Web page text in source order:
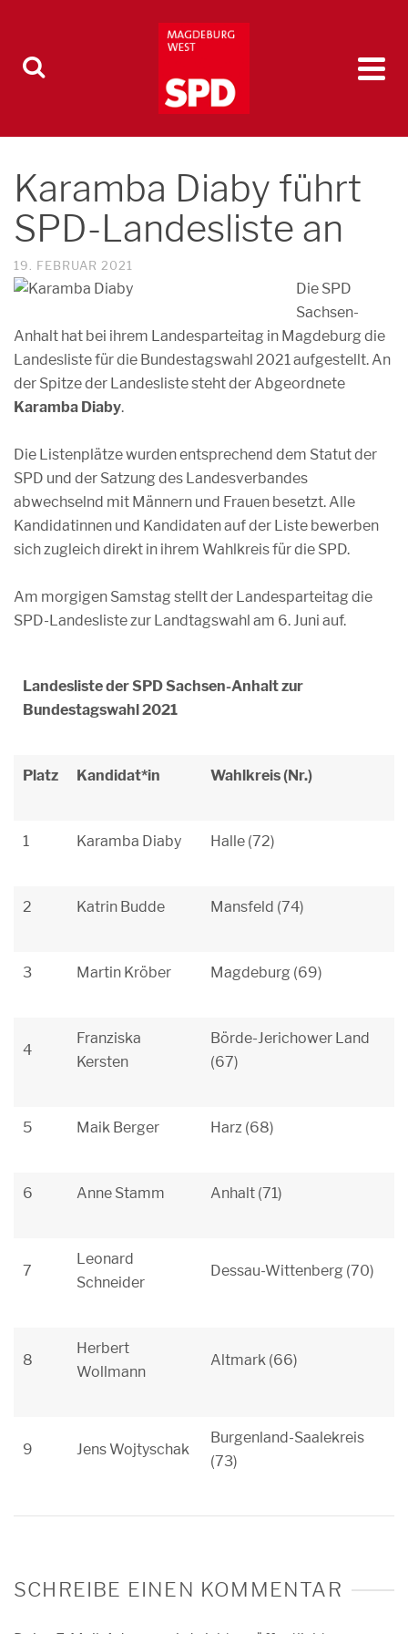
Karamba Diaby führt
SPD-Landesliste an
19. FEBRUAR 2021
Die SPD
Sachsen-
Anhalt hat bei ihrem Landesparteitag in Magdeburg die
Landesliste für die Bundestagswahl 2021 aufgestellt. An
der Spitze der Landesliste steht der Abgeordnete
Karamba Diaby.
Die Listenplätze wurden entsprechend dem Statut der
SPD und der Satzung des Landesverbandes
abwechselnd mit Männern und Frauen besetzt. Alle
Kandidatinnen und Kandidaten auf der Liste bewerben
sich zugleich direkt in ihrem Wahlkreis für die SPD.
Am morgigen Samstag stellt der Landesparteitag die
SPD-Landesliste zur Landtagswahl am 6. Juni auf.
Landesliste der SPD Sachsen-Anhalt zur
Bundestagswahl 2021
Platz Kandidat*in Wahlkreis (Nr.)
1 Karamba Diaby Halle (72)
2 Katrin Budde Mansfeld (74)
3 Martin Kröber Magdeburg (69)
4
Franziska
Kersten
Börde-Jerichower Land
(67)
5 Maik Berger Harz (68)
6 Anne Stamm Anhalt (71)
7
Leonard
Schneider
Dessau-Wittenberg (70)
8
Herbert
Wollmann
Altmark (66)
9 Jens Wojtyschak
Burgenland-Saalekreis
(73)
SCHREIBE EINEN KOMMENTAR